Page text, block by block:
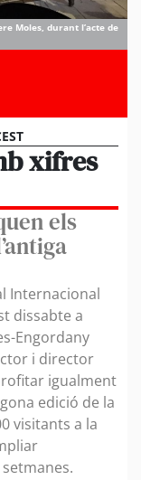
Moles, durant l’acte de
xifres
els
Internacional
dissabte a
Engordany
i director
igualment
edició de la
visitants a la